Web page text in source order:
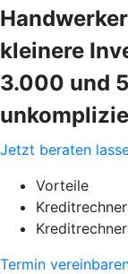
kleinere
3.000 und
Jetzt beraten
Vorteile
Kreditrechner
Kreditrechner
Termin